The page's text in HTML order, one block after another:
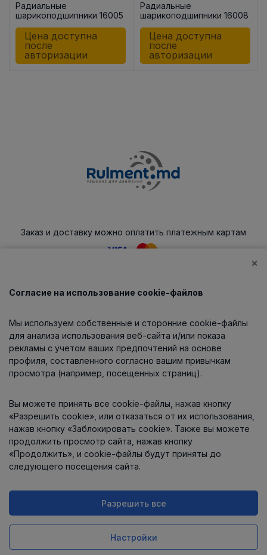
Радиальные
шарикоподшипники 16005
Цена доступна
после
авторизации
Радиальные
шарикоподшипники 16008
Цена доступна
после
авторизации
Заказ и доставку можно оплатить платежным картам
Каталог
О компании
Информация
Контакты
Интернет-магазин работает
×
Согласие на использование cookie-файлов
Мы используем собственные и сторонние cookie-файлы
для анализа использования веб-сайта и/или показа
рекламы с учетом ваших предпочтений на основе
профиля, составленного согласно вашим привычкам
просмотра (например, посещенных страниц).
Вы можете принять все cookie-файлы, нажав кнопку
«Разрешить cookie», или отказаться от их использования,
нажав кнопку «Заблокировать cookie». Также вы можете
продолжить просмотр сайта, нажав кнопку
«Продолжить», и cookie-файлы будут приняты до
следующего посещения сайта.
Разрешить все
Настройки